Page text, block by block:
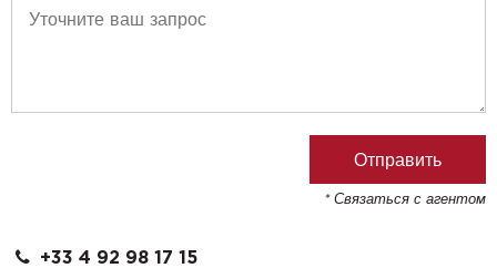
* Связаться с агентом
+33 4 92 98 17 15